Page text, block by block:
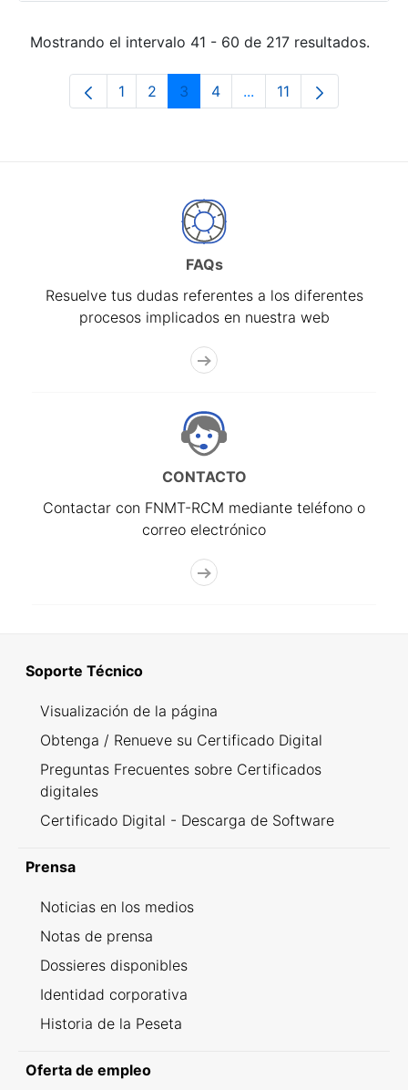
Mostrando el intervalo 41 - 60 de 217 resultados.
Página
1 Página
2 Página
3 Página
4 ...Páginas intermedias
Página
11
FAQs
Resuelve tus dudas referentes a los diferentes
procesos implicados en nuestra web
CONTACTO
Contactar con FNMT-RCM mediante teléfono o
correo electrónico
Soporte Técnico
Visualización de la página
Obtenga / Renueve su Certificado Digital
Preguntas Frecuentes sobre Certificados
digitales
Certificado Digital - Descarga de Software
Prensa
Noticias en los medios
Notas de prensa
Dossieres disponibles
Identidad corporativa
Historia de la Peseta
Oferta de empleo